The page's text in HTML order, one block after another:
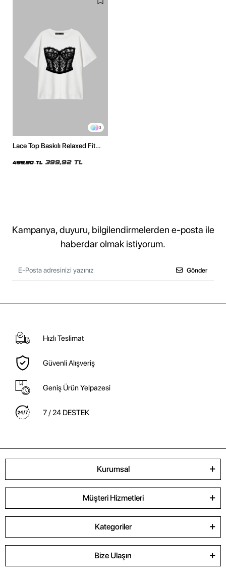
3
Lace Top Baskılı Relaxed Fit
499,90 TL 399,92 TL
Kampanya, duyuru, bilgilendirmelerden e-posta ile
haberdar olmak istiyorum.
Gönder
Hızlı Teslimat
Güvenli Alışveriş
Geniş Ürün Yelpazesi
7 / 24 DESTEK
Kurumsal
Müşteri Hizmetleri
Kategoriler
Bize Ulaşın